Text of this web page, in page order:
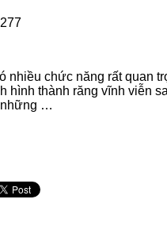
277
nhiều chức năng rất quan
hình thành răng vĩnh viễn
những …